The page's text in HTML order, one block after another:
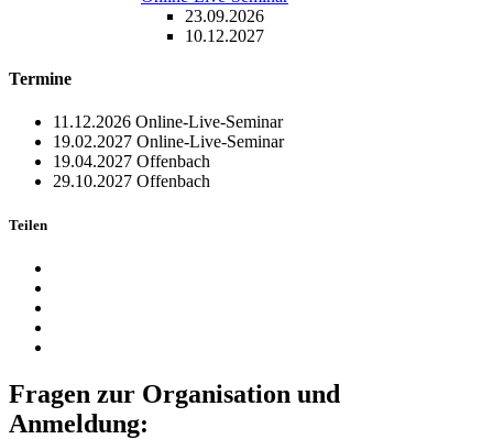
23.09.2026
10.12.2027
Termine
11.12.2026 Online-Live-Seminar
19.02.2027 Online-Live-Seminar
19.04.2027 Offenbach
29.10.2027 Offenbach
Teilen
Fragen zur Organisation und
Anmeldung: